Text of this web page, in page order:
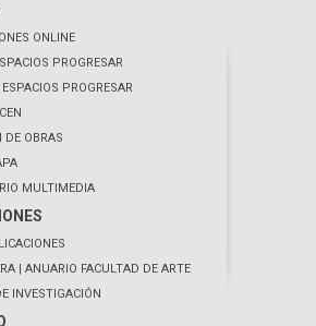
ONLINE
PROGRESAR
ESPACIOS PROGRESAR
DE OBRAS
MULTIMEDIA
| ANUARIO FACULTAD DE ARTE
INVESTIGACIÓN